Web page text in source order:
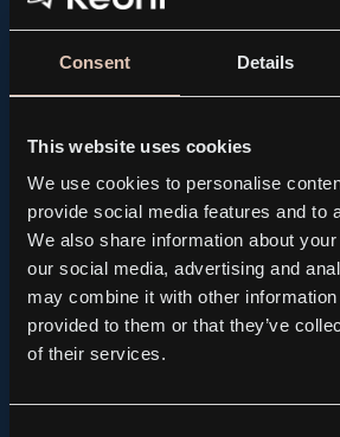
Consent Details
This website uses cookies
We use cookies to personalise
provide social media features and to
We also share information about
our social media, advertising and
may combine it with other information
provided to them or that they’ve
of their services.